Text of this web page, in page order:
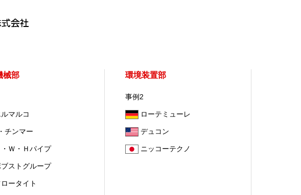
械部
マルコ
チンマー
・Ｗ・Ｈパイプ
ブストグループ
ータイト
環境装置部
事例2
ローテミューレ
デュコン
ニッコーテクノ